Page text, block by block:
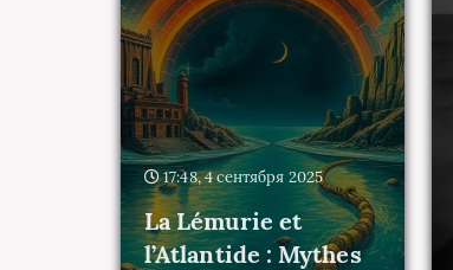
17:48, 4 сентября 2025
La Lémurie et
l’Atlantide : Mythes